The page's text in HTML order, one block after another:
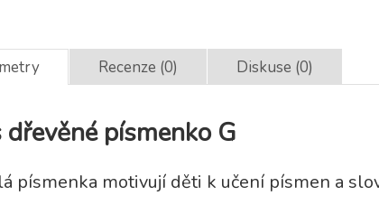
Recenze (0) Diskuse (0)
písmenko G
písmenka motivují děti k učení písmen a